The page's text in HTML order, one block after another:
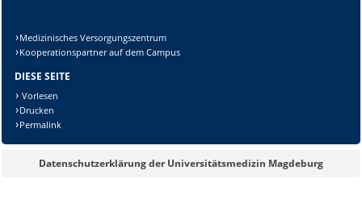
Medizinisches Versorgungszentrum
Kooperationspartner auf dem Campus
DIESE SEITE
Vorlesen
Drucken
Permalink
Datenschutzerklärung der Universitätsmedizin Magdeburg